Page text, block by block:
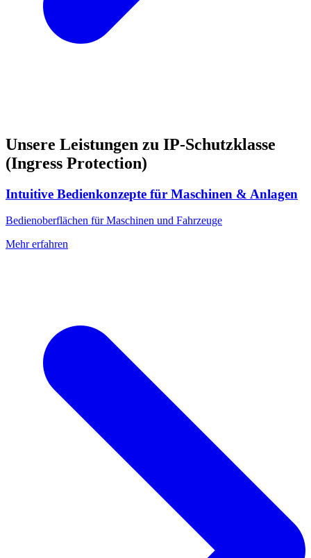
Unsere Leistungen zu IP-Schutzklasse
(Ingress Protection)
Intuitive Bedienkonzepte für Maschinen & Anlagen
Bedienoberflächen für Maschinen und Fahrzeuge
Mehr erfahren